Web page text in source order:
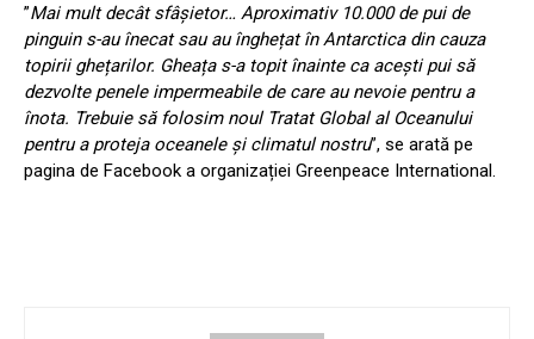
”Mai mult decât sfâșietor… Aproximativ 10.000 de pui de
pinguin s-au înecat sau au înghețat în Antarctica din cauza
topirii ghețarilor. Gheața s-a topit înainte ca acești pui să
dezvolte penele impermeabile de care au nevoie pentru a
înota. Trebuie să folosim noul Tratat Global al Oceanului
pentru a proteja oceanele și climatul nostru”, se arată pe
pagina de Facebook a organizației Greenpeace International.